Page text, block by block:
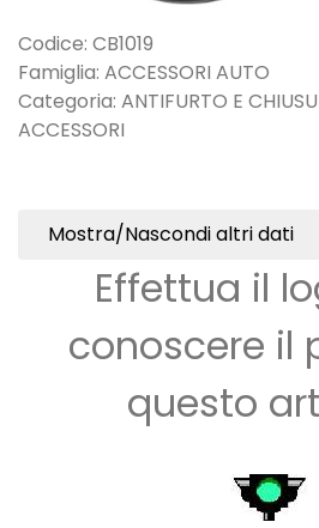
Codice: CB1019
Famiglia: ACCESSORI AUTO
Categoria: ANTIFURTO E
ACCESSORI
Mostra/Nascondi altri dati
Effettua il
conoscere il
questo